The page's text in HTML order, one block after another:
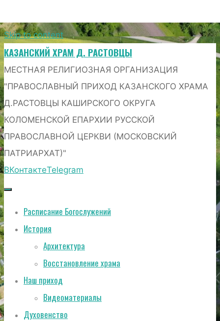
Skip to content
КАЗАНСКИЙ ХРАМ Д. РАСТОВЦЫ
МЕСТНАЯ РЕЛИГИОЗНАЯ ОРГАНИЗАЦИЯ
"ПРАВОСЛАВНЫЙ ПРИХОД КАЗАНСКОГО ХРАМА
Д.РАСТОВЦЫ КАШИРСКОГО ОКРУГА
КОЛОМЕНСКОЙ ЕПАРХИИ РУССКОЙ
ПРАВОСЛАВНОЙ ЦЕРКВИ (МОСКОВСКИЙ
ПАТРИАРХАТ)"
ВКонтактеTelegram
Расписание Богослужений
История
Архитектура
Восстановление храма
Наш приход
Видеоматериалы
Духовенство